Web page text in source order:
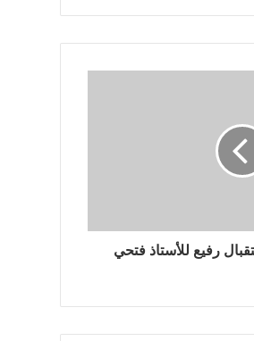
رفيع للأستاذ فتحي